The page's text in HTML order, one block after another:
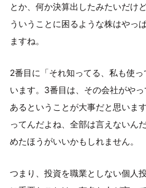
とか、何か決算出したみたいだけ
ういうことに困るような株はやっ
ますね。
2番目に「それ知ってる、私も使
います。3番目は、その会社がや
あるということが大事だと思いま
ってんだよね、全部は言えないん
めたほうがいいかもしれません。
つまり、投資を職業としない個人